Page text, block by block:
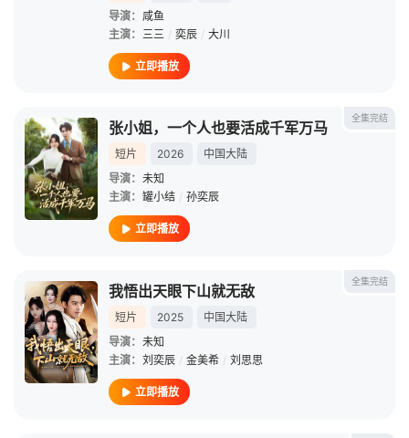
导演： 咸鱼
主演： 三三 / 奕辰 / 大川
立即播放
全集完结
张小姐，一个人也要活成千军万马
短片 2026
中国大陆
导演： 未知
主演： 罐小结 / 孙奕辰
立即播放
全集完结
我悟出天眼下山就无敌
短片 2025
中国大陆
导演： 未知
主演： 刘奕辰 / 金美希 / 刘思思
立即播放